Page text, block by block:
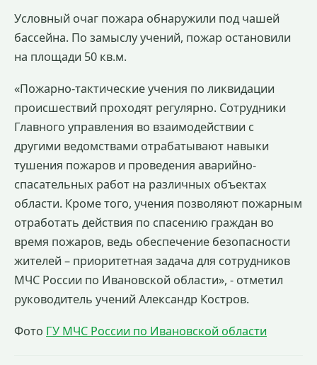
Условный очаг пожара обнаружили под чашей
бассейна. По замыслу учений, пожар остановили
на площади 50 кв.м.
«Пожарно-тактические учения по ликвидации
происшествий проходят регулярно. Сотрудники
Главного управления во взаимодействии с
другими ведомствами отрабатывают навыки
тушения пожаров и проведения аварийно-
спасательных работ на различных объектах
области. Кроме того, учения позволяют пожарным
отработать действия по спасению граждан во
время пожаров, ведь обеспечение безопасности
жителей – приоритетная задача для сотрудников
МЧС России по Ивановской области», - отметил
руководитель учений Александр Костров.
Фото ГУ МЧС России по Ивановской области